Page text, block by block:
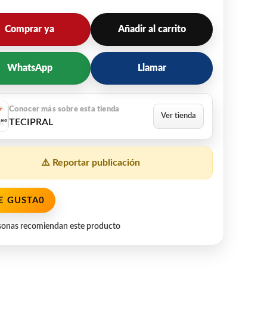
Comprar ya Añadir al carrito
WhatsApp Llamar
TECIPRAL
⚠️ Reportar publicación
GUSTA0
recomiendan este producto